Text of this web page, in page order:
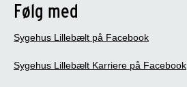
Følg med
Sygehus Lillebælt på Facebook
Sygehus Lillebælt Karriere på Facebook